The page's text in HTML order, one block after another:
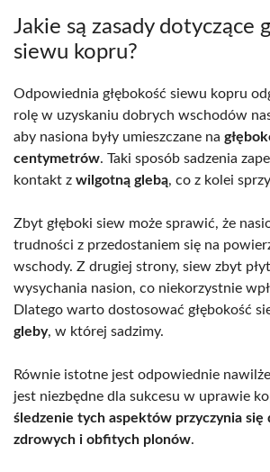
Jakie są zasady dotyczące
siewu kopru?
Odpowiednia głębokość siewu kopru
rolę w uzyskaniu dobrych wschodów
aby nasiona były umieszczane na
centymetrów. Taki sposób sadzenia
kontakt z wilgotną glebą, co z kolei
Zbyt głęboki siew może sprawić, że
trudności z przedostaniem się na
wschody. Z drugiej strony, siew zbyt
wysychania nasion, co niekorzystnie
Dlatego warto dostosować głębokość
gleby, w której sadzimy.
Równie istotne jest odpowiednie
jest niezbędne dla sukcesu w uprawie
śledzenie tych aspektów przyczynia się
zdrowych i obfitych plonów.